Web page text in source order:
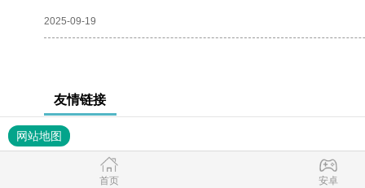
2025-09-19
友情链接
网站地图
首页 安卓